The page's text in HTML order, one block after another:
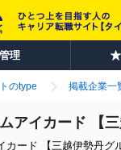
理
のtype 掲載企業一
アイカード 【三
ード 【三越伊勢丹グ